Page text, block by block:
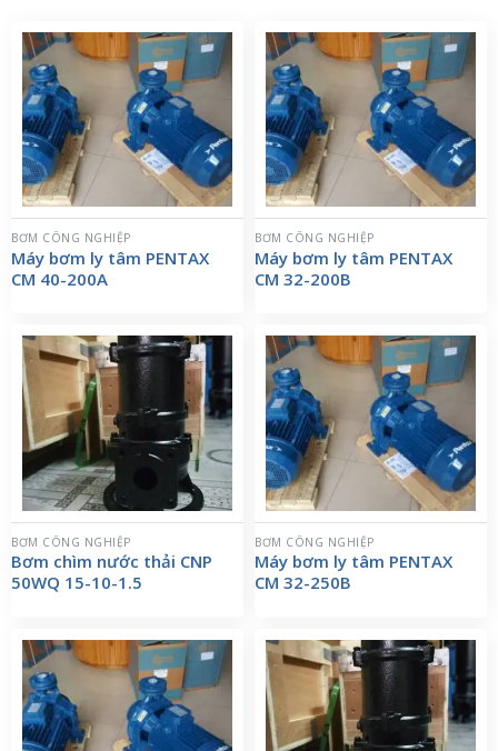
BƠM CÔNG NGHIỆP
Máy bơm ly tâm PENTAX
CM 40-200A
BƠM CÔNG NGHIỆP
Máy bơm ly tâm PENTAX
CM 32-200B
BƠM CÔNG NGHIỆP
Bơm chìm nước thải CNP
50WQ 15-10-1.5
BƠM CÔNG NGHIỆP
Máy bơm ly tâm PENTAX
CM 32-250B